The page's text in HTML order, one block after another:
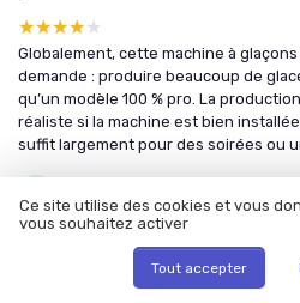
★★★★★
★★★★★
Globalement, cette machine à glaçons
demande : produire beaucoup de
qu’un modèle 100 % pro. La
réaliste si la machine est bien
suffit largement pour des soirées ou
Ce site utilise des cookies et vous
vous souhaitez activer
Tout accepter